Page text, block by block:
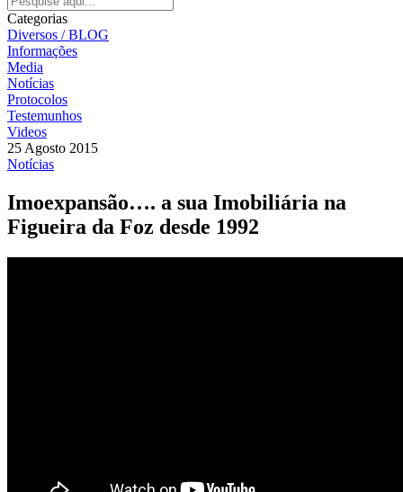
Categorias
Diversos / BLOG
Informações
Media
Notícias
Protocolos
Testemunhos
Videos
25 Agosto 2015
Notícias
Imoexpansão…. a sua Imobiliária na
Figueira da Foz desde 1992